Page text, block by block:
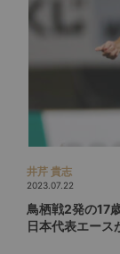
井芹 貴志
2023.07.22
鳥栖戦2発の17
日本代表エース